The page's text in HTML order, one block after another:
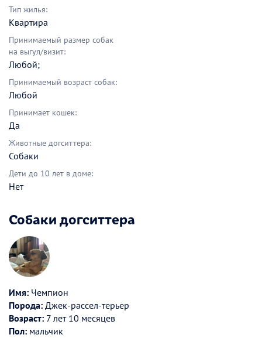
Тип жилья:
Квартира
Принимаемый размер собак
на выгул/визит:
Любой;
Принимаемый возраст собак:
Любой
Принимает кошек:
Да
Животные догситтера:
Собаки
Дети до 10 лет в доме:
Нет
Собаки догситтера
Имя: Чемпион
Порода: Джек-рассел-терьер
Возраст: 7 лет 10 месяцев
Пол: мальчик